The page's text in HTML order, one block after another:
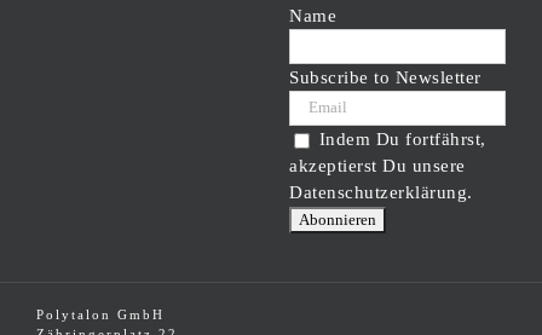
Name
Subscribe to Newsletter
Indem Du fortfährst,
akzeptierst Du unsere
Datenschutzerklärung.
Polytalon GmbH